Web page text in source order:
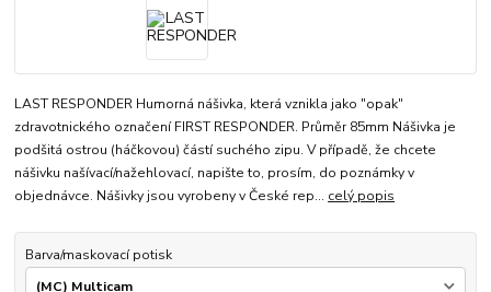
LAST RESPONDER Humorná nášivka, která vznikla jako "opak"
zdravotnického označení FIRST RESPONDER. Průměr 85mm Nášivka je
podšitá ostrou (háčkovou) částí suchého zipu. V případě, že chcete
nášivku našívací/nažehlovací, napište to, prosím, do poznámky v
objednávce. Nášivky jsou vyrobeny v České rep... celý popis
Barva/maskovací potisk